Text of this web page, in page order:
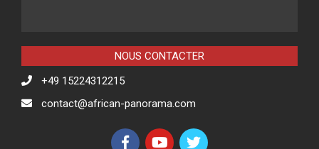
NOUS CONTACTER
+49 15224312215
contact@african-panorama.com